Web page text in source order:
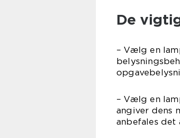
De
– Vælg en
– Vælg en
angiver dens
anbefales